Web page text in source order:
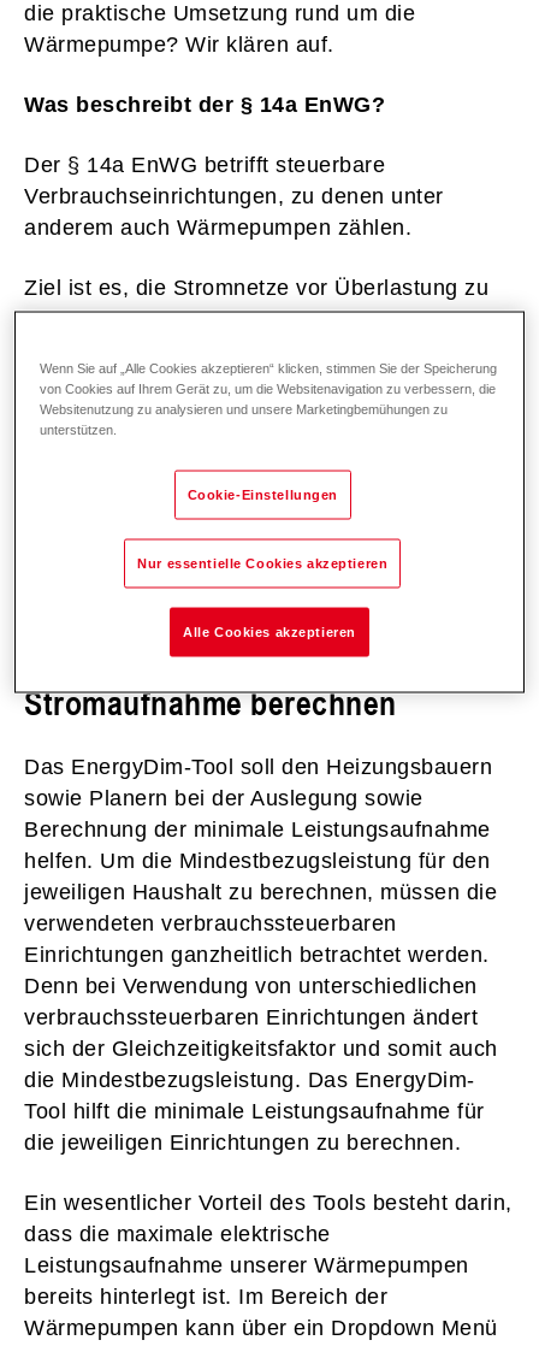
die praktische Umsetzung rund um die
Wärmepumpe? Wir klären auf.
Was beschreibt der § 14a EnWG?
Der § 14a EnWG betrifft steuerbare
Verbrauchseinrichtungen, zu denen unter
anderem auch Wärmepumpen zählen.​
Ziel ist es, die Stromnetze vor Überlastung zu
schützen, indem Netzbetreiber die Leistung
Geräte, die Energie aus dem Stromnetz
beziehen und nutzen begrenzen („dimmen“)
Lesen Sie hier weiter
§ 14a EnWG Allgemeine
Stromaufnahme berechnen
Das EnergyDim-Tool soll den Heizungsbauern
sowie Planern bei der Auslegung sowie
Berechnung der minimale Leistungsaufnahme
helfen. Um die Mindestbezugsleistung für den
jeweiligen Haushalt zu berechnen, müssen die
verwendeten verbrauchssteuerbaren
Einrichtungen ganzheitlich betrachtet werden.
Denn bei Verwendung von unterschiedlichen
verbrauchssteuerbaren Einrichtungen ändert
sich der Gleichzeitigkeitsfaktor und somit auch
die Mindestbezugsleistung. Das EnergyDim-
Tool hilft die minimale Leistungsaufnahme für
die jeweiligen Einrichtungen zu berechnen.
Ein wesentlicher Vorteil des Tools besteht darin,
dass die maximale elektrische
Leistungsaufnahme unserer Wärmepumpen
bereits hinterlegt ist. Im Bereich der
Wärmepumpen kann über ein Dropdown Menü
Wenn Sie auf „Alle Cookies akzeptieren“ klicken, stimmen Sie der Speicherung
von Cookies auf Ihrem Gerät zu, um die Websitenavigation zu verbessern, die
Websitenutzung zu analysieren und unsere Marketingbemühungen zu
unterstützen.
Cookie-Einstellungen
Nur essentielle Cookies akzeptieren
Alle Cookies akzeptieren